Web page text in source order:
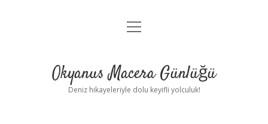
Anasayfa
Yasal Uyarı
menüyü
Okyanus Macera Günlüğü
Deniz hikayeleriyle dolu keyifli yolculuk!